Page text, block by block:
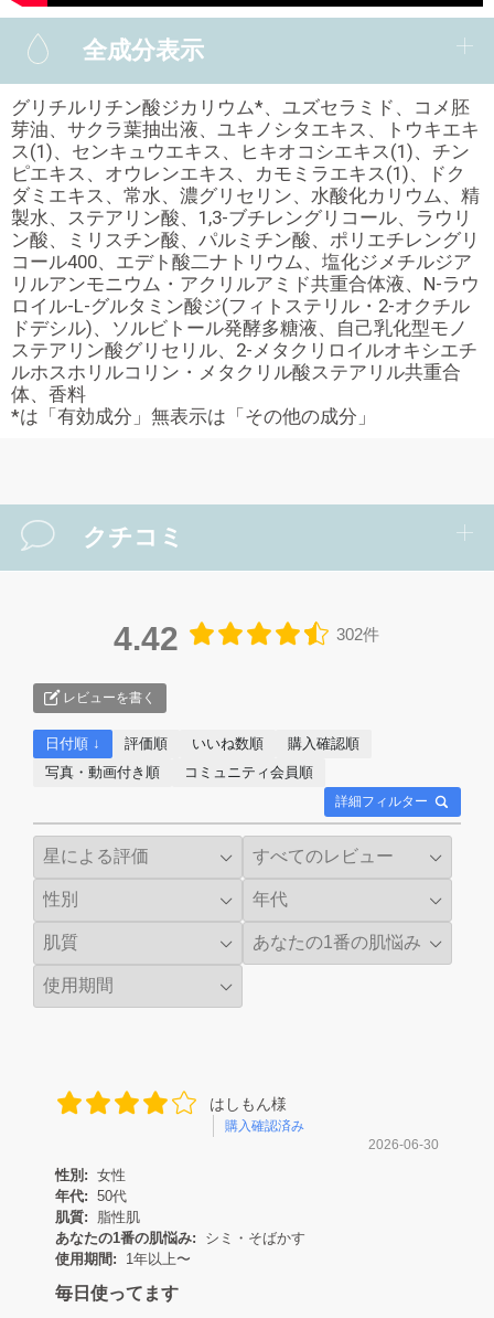
全成分表示
グリチルリチン酸ジカリウム*、ユズセラミド、コメ胚
芽油、サクラ葉抽出液、ユキノシタエキス、トウキエキ
ス(1)、センキュウエキス、ヒキオコシエキス(1)、チン
ピエキス、オウレンエキス、カモミラエキス(1)、ドク
ダミエキス、常水、濃グリセリン、水酸化カリウム、精
製水、ステアリン酸、1,3-ブチレングリコール、ラウリ
ン酸、ミリスチン酸、パルミチン酸、ポリエチレングリ
コール400、エデト酸二ナトリウム、塩化ジメチルジア
リルアンモニウム・アクリルアミド共重合体液、N-ラウ
ロイル-L-グルタミン酸ジ(フィトステリル・2-オクチル
ドデシル)、ソルビトール発酵多糖液、自己乳化型モノ
ステアリン酸グリセリル、2-メタクリロイルオキシエチ
ルホスホリルコリン・メタクリル酸ステアリル共重合
体、香料
*は「有効成分」無表示は「その他の成分」
クチコミ
4.42 302件
レビューを書く
詳細フィルター
日付順 ↓ 評価順 いいね数順
購入確認順
写真・動画付き順
コミュニティ会員順
はしもん様
購入確認済み
2026-06-30
性別: 女性
年代: 50代
肌質:
脂性肌
あなたの1番の肌悩み:
シミ・そばかす
使用期間:
1年以上〜
毎日使ってます